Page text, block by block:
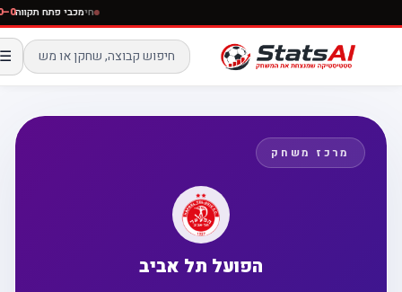
חימכבי פתח
☰
מרכז משחק
הפועל תל אביב